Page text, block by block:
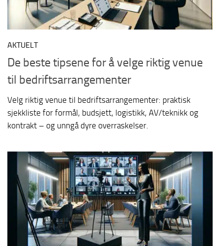
AKTUELT
De beste tipsene for å velge riktig venue
til bedriftsarrangementer
Velg riktig venue til bedriftsarrangementer: praktisk
sjekkliste for formål, budsjett, logistikk, AV/teknikk og
kontrakt – og unngå dyre overraskelser.